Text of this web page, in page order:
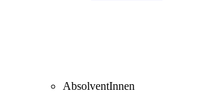
AbsolventInnen